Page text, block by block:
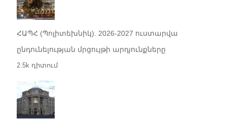
ՀԱՊՀ (Պոլիտեխնիկ). 2026-2027 ուստարվա
ընդունելության մրցույթի արդյունքները
2.5k դիտում